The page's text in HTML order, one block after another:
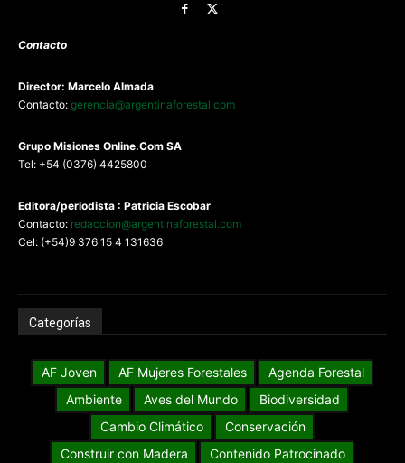
Contacto
Director: Marcelo Almada
Contacto: gerencia@argentinaforestal.com
Grupo Misiones Online.Com SA
Tel: +54 (0376) 4425800
Editora/periodista : Patricia Escobar
Contacto: redaccion@argentinaforestal.com
Cel: (+54)9 376 15 4 131636
Categorías
AF Joven AF Mujeres Forestales
Agenda Forestal
Ambiente
Aves del Mundo
Biodiversidad
Cambio Climático
Conservación
Construir con Madera
Contenido Patrocinado